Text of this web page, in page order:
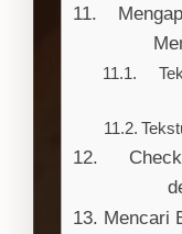
Mencari